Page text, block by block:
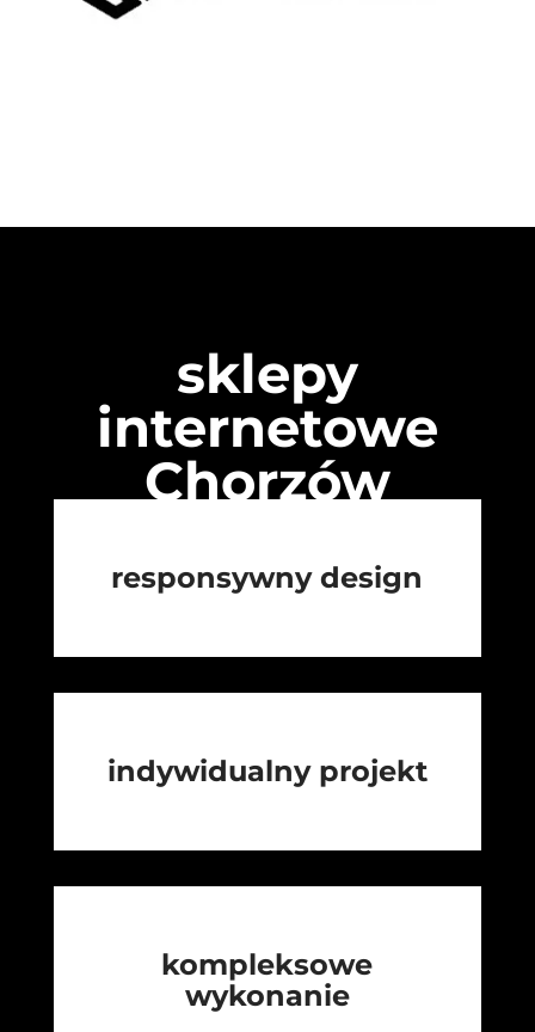
sklepy
internetowe
Chorzów
responsywny design
indywidualny projekt
kompleksowe
wykonanie